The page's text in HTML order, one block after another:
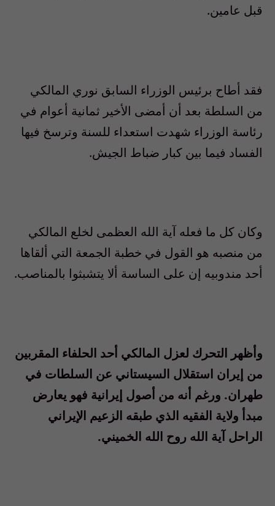
قبل عامين.
فقد أطاح برئيس الوزراء السابق نوري المالكي
من السلطة بعد أن أمضى الأخير ثمانية أعوام في
رئاسة الوزراء شهدت استعداء للسنة وترسخ فيها
الفساد فيما بين كبار ضباط الجيش.
وكان كل ما فعله آية الله العظمى لخلع المالكي
من منصبه هو القول في خطبة الجمعة التي ألقاها
أحد مندوبيه إن على الساسة ألا يتشبثوا بالمناصب.
وأظهر التحرك لعزل المالكي أحد الحلفاء المقربين
من إيران استقلال السيستاني عن السلطات في
طهران. ورغم أنه من أصول إيرانية فهو يعارض
مبدأ ولاية الفقيه الذي طبقه الزعيم الإيراني
الراحل آية الله روح الله الخميني.